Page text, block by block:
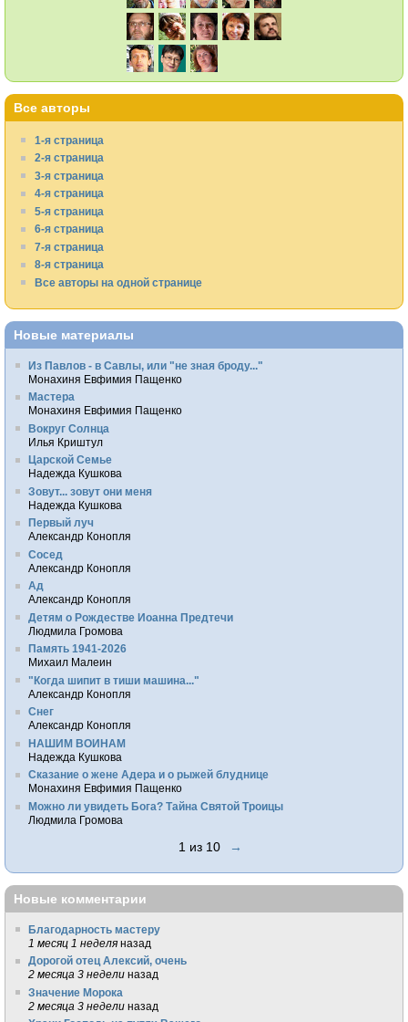
Все авторы
1-я страница
2-я страница
3-я страница
4-я страница
5-я страница
6-я страница
7-я страница
8-я страница
Все авторы на одной странице
Новые материалы
Из Павлов - в Савлы, или "не зная броду..."
Монахиня Евфимия Пащенко
Мастера
Монахиня Евфимия Пащенко
Вокруг Солнца
Илья Криштул
Царской Семье
Надежда Кушкова
Зовут... зовут они меня
Надежда Кушкова
Первый луч
Александр Конопля
Сосед
Александр Конопля
Ад
Александр Конопля
Детям о Рождестве Иоанна Предтечи
Людмила Громова
Память 1941-2026
Михаил Малеин
"Когда шипит в тиши машина..."
Александр Конопля
Снег
Александр Конопля
НАШИМ ВОИНАМ
Надежда Кушкова
Сказание о жене Адера и о рыжей блуднице
Монахиня Евфимия Пащенко
Можно ли увидеть Бога? Тайна Святой Троицы
Людмила Громова
1 из 10 →
Новые комментарии
Благодарность мастеру
1 месяц 1 неделя назад
Дорогой отец Алексий, очень
2 месяца 3 недели назад
Значение Морока
2 месяца 3 недели назад